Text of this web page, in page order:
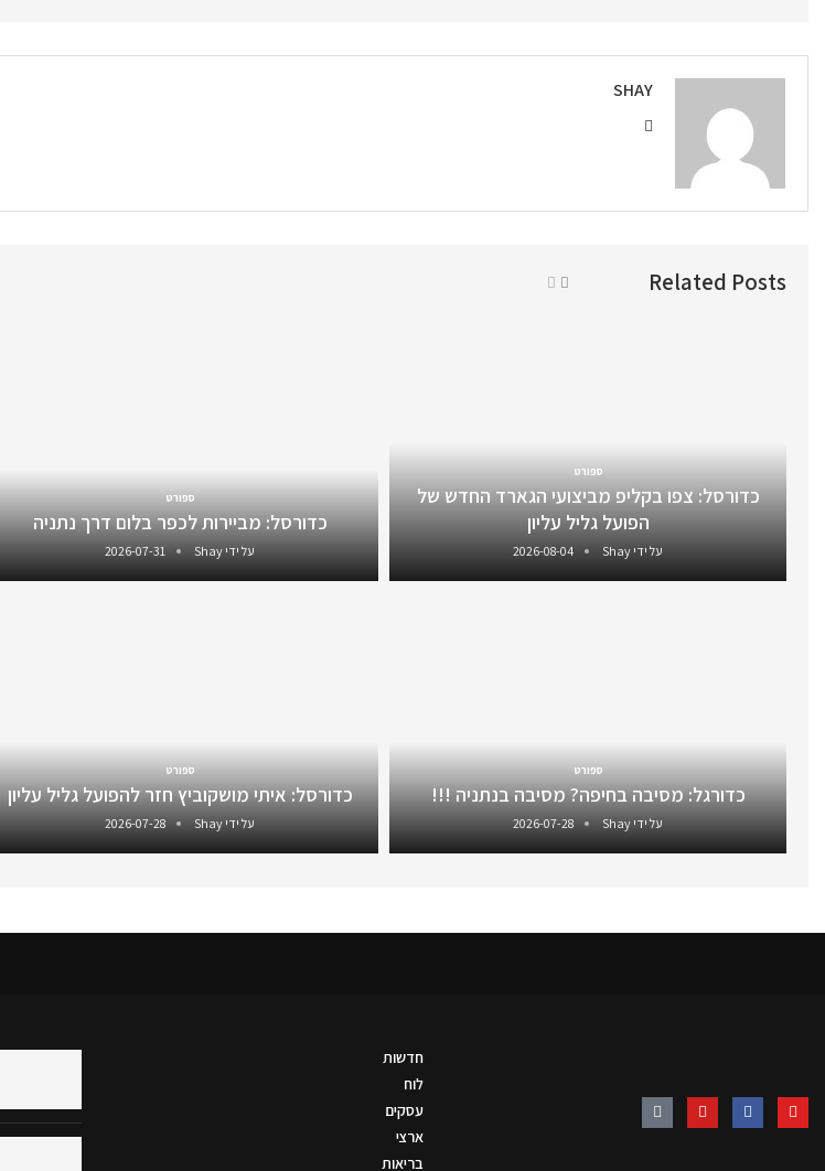
SHAY
Related Posts
ספורט
כדורסל: צפו בקליפ מביצועי הגארד החדש של
הפועל גליל עליון
על ידי Shay
2026-08-04
ספורט
כדורסל: מביירות לכפר בלום דרך נתניה
על ידי Shay
2026-07-31
ספורט
כדורגל: מסיבה בחיפה? מסיבה בנתניה !!!
על ידי Shay
2026-07-28
ספורט
כדורסל: איתי מושקוביץ חזר להפועל גליל עליון
על ידי Shay
2026-07-28
חדשות
לוח
עסקים
ארצי
בריאות